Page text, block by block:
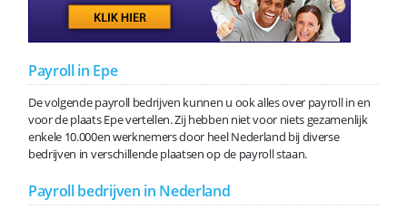
Payroll in Epe
De volgende payroll bedrijven kunnen u ook alles over payroll in en
voor de plaats Epe vertellen. Zij hebben niet voor niets gezamenlijk
enkele 10.000en werknemers door heel Nederland bij diverse
bedrijven in verschillende plaatsen op de payroll staan.
Payroll bedrijven in Nederland